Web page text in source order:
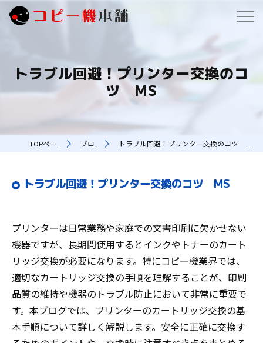
トラブル回避！プリンター交換のコ
ツ MS
TOPページ ブログ トラブル回避！プリンター交換のコツ MS
トラブル回避！プリンター交換のコツ MS
プリンターは日常業務や家庭での文書印刷に欠かせない
機器ですが、長期間使用するとインクやトナーのカート
リッジ交換が必要になります。特にコピー機業界では、
適切なカートリッジ交換の手順を理解することが、印刷
品質の維持や機器のトラブル防止において非常に重要で
す。本ブログでは、プリンターのカートリッジ交換の基
本手順について詳しく解説します。安全に正確に交換す